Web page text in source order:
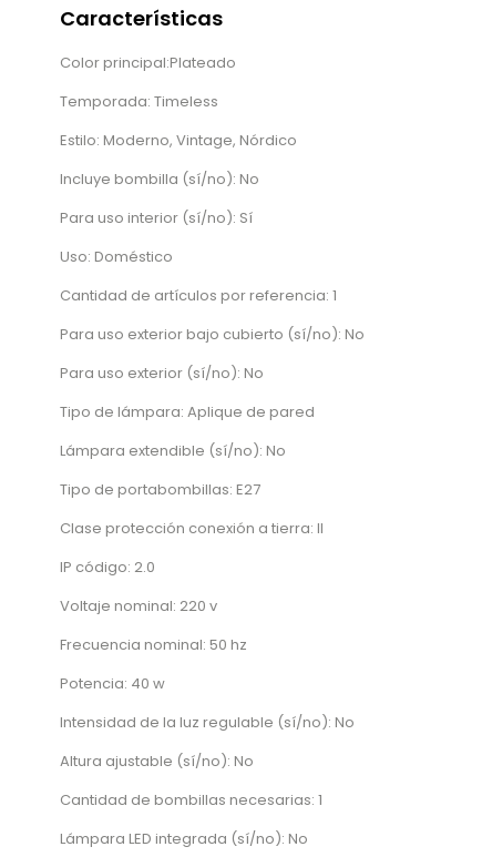
Características
Color principal:Plateado
Temporada: Timeless
Estilo: Moderno, Vintage, Nórdico
Incluye bombilla (sí/no): No
Para uso interior (sí/no): Sí
Uso: Doméstico
Cantidad de artículos por referencia: 1
Para uso exterior bajo cubierto (sí/no): No
Para uso exterior (sí/no): No
Tipo de lámpara: Aplique de pared
Lámpara extendible (sí/no): No
Tipo de portabombillas: E27
Clase protección conexión a tierra: II
IP código: 2.0
Voltaje nominal: 220 v
Frecuencia nominal: 50 hz
Potencia: 40 w
Intensidad de la luz regulable (sí/no): No
Altura ajustable (sí/no): No
Cantidad de bombillas necesarias: 1
Lámpara LED integrada (sí/no): No